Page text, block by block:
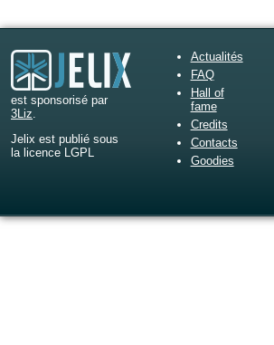
est sponsorisé par
3Liz
Jelix est publié sous
la licence LGPL
Actualités
FAQ
Hall of
fame
Credits
Contacts
Goodies